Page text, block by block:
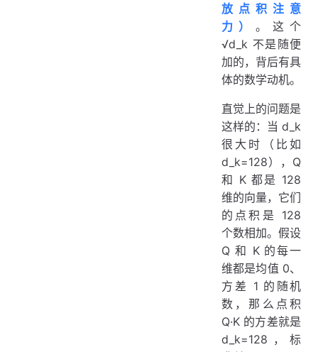
放点积注意
力） 。这个
√d_k 不是随便
加的，背后有具
体的数学动机。
直觉上的问题是
这样的：当 d_k
很大时（比如
d_k=128），Q
和 K 都是 128
维的向量，它们
的点积是 128
个数相加。假设
Q 和 K 的每一
维都是均值 0、
方差 1 的随机
数，那么点积
Q·K 的方差就是
d_k=128，标